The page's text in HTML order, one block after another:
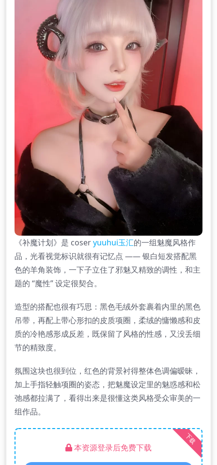
《补魔计划》是 coseryuuhui玉汇的一组魅魔风格作
品，光看视觉标识就很有记忆点 —— 银白短发搭配黑
色的羊角装饰，一下子立住了邪魅又精致的调性，和主
题的 “魔性” 设定很契合。
造型的搭配也很有巧思：黑色毛绒外套裹着内里的黑色
吊带，再配上带心形扣的皮质项圈，柔绒的慵懒感和皮
质的冷艳感形成反差，既保留了风格的性感，又没丢细
节的精致度。
氛围这块也很到位，红色的背景衬得整体色调偏暧昧，
加上手指轻触项圈的姿态，把魅魔设定里的魅惑感和松
弛感都拉满了，看得出来是很懂这类风格受众审美的一
组作品。
下载
本资源登录后免费下载